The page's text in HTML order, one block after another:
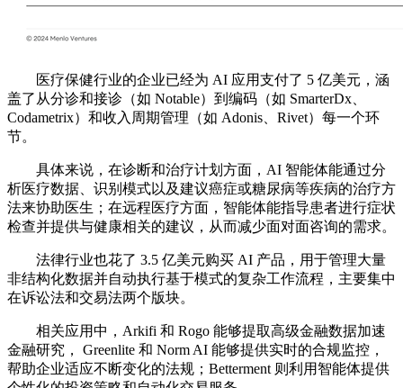
医疗保健行业的企业已经为 AI 应用支付了 5 亿美元，涵
盖了从分诊和接诊（如 Notable）到编码（如 SmarterDx、
Codametrix）和收入周期管理（如 Adonis、Rivet）每一个环
节。
具体来说，在诊断和治疗计划方面，AI 智能体能通过分
析医疗数据、识别模式以及建议癌症或糖尿病等疾病的治疗方
法来协助医生；在远程医疗方面，智能体能指导患者进行症状
检查并提供与健康相关的建议，从而减少面对面咨询的需求。
法律行业也花了 3.5 亿美元购买 AI 产品，用于管理大量
非结构化数据并自动执行基于模式的复杂工作流程，主要集中
在诉讼法和交易法两个版块。
相关应用中，Arkifi 和 Rogo 能够提取高级金融数据加速
金融研究， Greenlite 和 Norm AI 能够提供实时的合规监控，
帮助企业适应不断变化的法规；Betterment 则利用智能体提供